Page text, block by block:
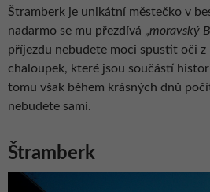
Štramberk je unikátní městečko v
nadarmo se mu přezdívá „moravský
příjezdu nebudete moci spustit oči
chaloupek, které jsou součástí
tomu však během krásných dnů
nebudete sami.
Štramberk